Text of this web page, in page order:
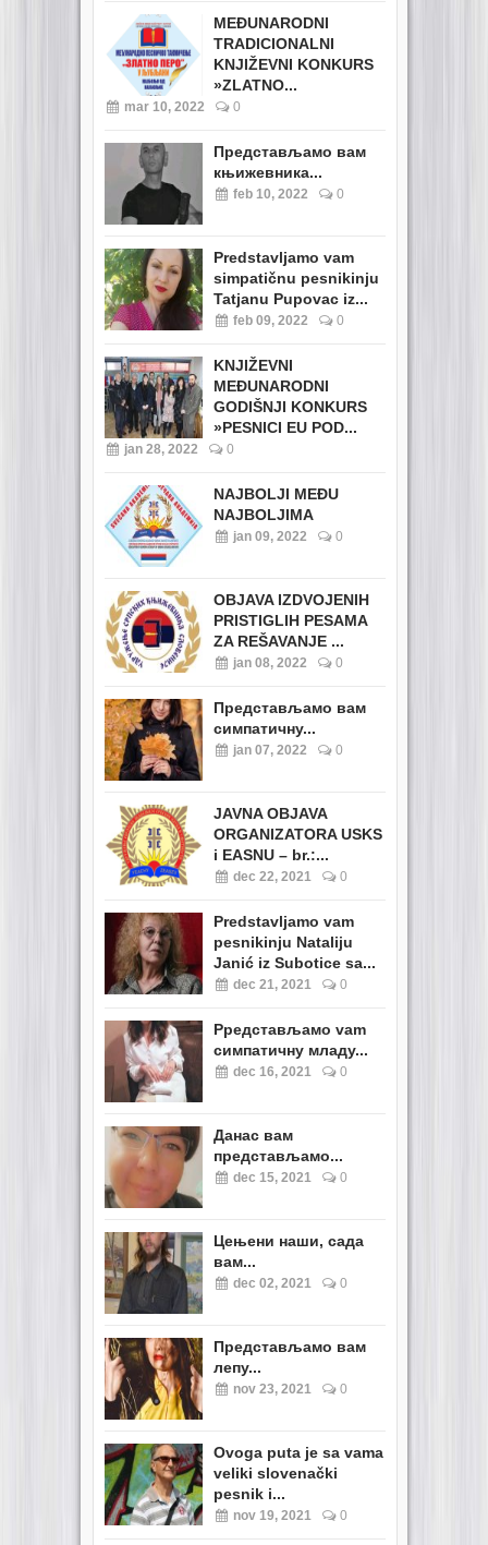
MEĐUNARODNI
TRADICIONALNI
KNJIŽEVNI KONKURS
»ZLATNO...
mar 10, 2022 0
Представљамо вам
књижевника...
feb 10, 2022 0
Predstavljamo vam
simpatičnu pesnikinju
Tatjanu Pupovac iz...
feb 09, 2022 0
KNJIŽEVNI
MEĐUNARODNI
GODIŠNJI KONKURS
»PESNICI EU POD...
jan 28, 2022 0
NAJBOLJI MEĐU
NAJBOLJIMA
jan 09, 2022 0
OBJAVA IZDVOJENIH
PRISTIGLIH PESAMA
ZA REŠAVANJE ...
jan 08, 2022 0
Представљамо вам
симпатичну...
jan 07, 2022 0
JAVNA OBJAVA
ORGANIZATORA USKS
i EASNU – br.:...
dec 22, 2021 0
Predstavljamo vam
pesnikinju Nataliju
Janić iz Subotice sa...
dec 21, 2021 0
Pредстављамо vam
симпатичну младу...
dec 16, 2021 0
Данас вам
представљамо...
dec 15, 2021 0
Цењени наши, сада
вам...
dec 02, 2021 0
Представљамо вам
лепу...
nov 23, 2021 0
Ovoga puta je sa vama
veliki slovenački
pesnik i...
nov 19, 2021 0